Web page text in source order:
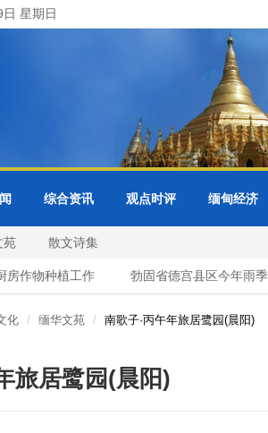
星期日
综合资讯 观点时评 缅甸经济
苑 散文诗集
作物种植工作 勃固省德宫县区今年雨季
化 缅华文苑 南歌子·丙午年旅居鹭园(晨阳)
旅居鹭园(晨阳)